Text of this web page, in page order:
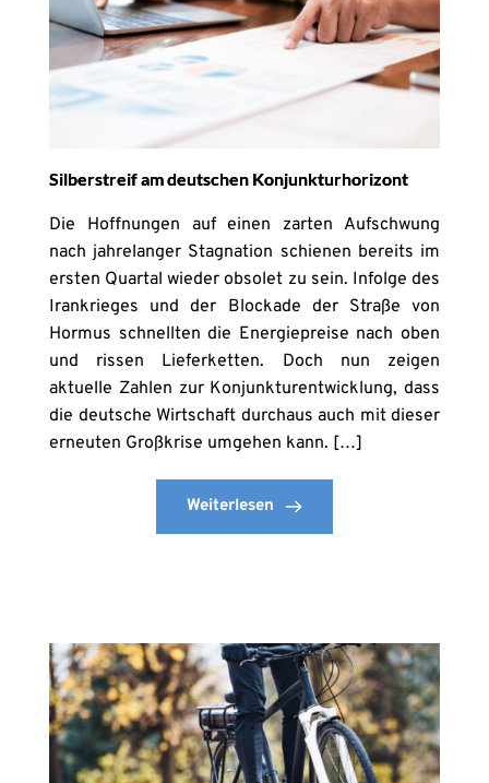
Silberstreif am deutschen Konjunkturhorizont
Die Hoffnungen auf einen zarten Aufschwung
nach jahrelanger Stagnation schienen bereits im
ersten Quartal wieder obsolet zu sein. Infolge des
Irankrieges und der Blockade der Straße von
Hormus schnellten die Energiepreise nach oben
und rissen Lieferketten. Doch nun zeigen
aktuelle Zahlen zur Konjunkturentwicklung, dass
die deutsche Wirtschaft durchaus auch mit dieser
erneuten Großkrise umgehen kann. […]
Weiterlesen